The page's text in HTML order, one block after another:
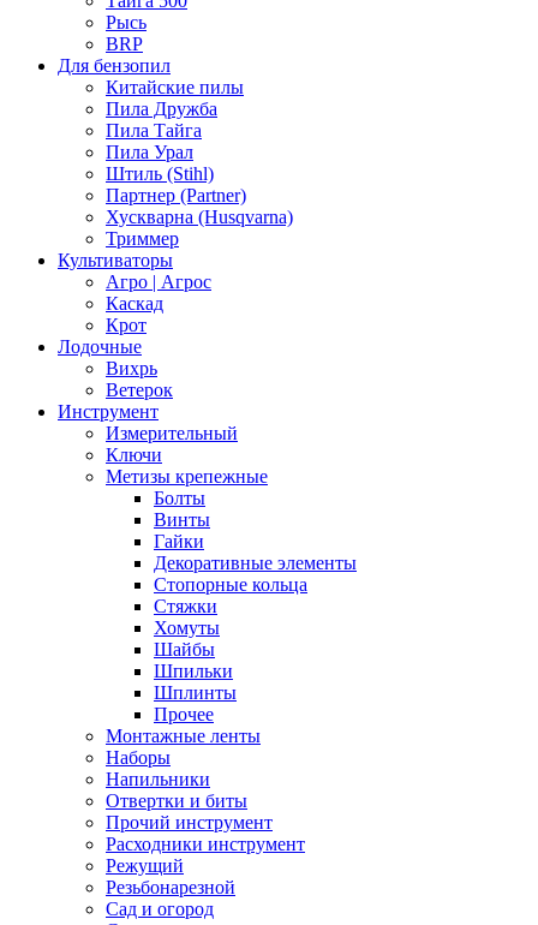
Рысь
BRP
Для бензопил
Китайские пилы
Пила Дружба
Пила Тайга
Пила Урал
Штиль (Stihl)
Партнер (Partner)
Хускварна (Husqvarna)
Триммер
Культиваторы
Агро | Агрос
Каскад
Крот
Лодочные
Вихрь
Ветерок
Инструмент
Измерительный
Ключи
Метизы крепежные
Болты
Винты
Гайки
Декоративные элементы
Стопорные кольца
Стяжки
Хомуты
Шайбы
Шпильки
Шплинты
Прочее
Монтажные ленты
Наборы
Напильники
Отвертки и биты
Прочий инструмент
Расходники инструмент
Режущий
Резьбонарезной
Сад и огород